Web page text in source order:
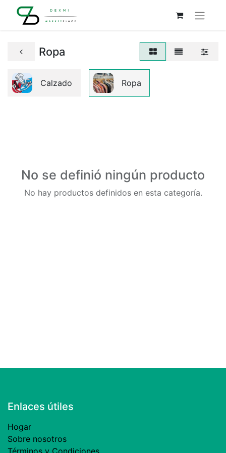
Ropa
Calzado Ropa
No se definió ningún producto
No hay productos definidos en esta categoría.
Enlaces útiles
Hogar
Sobre nosotros
Términos y Condiciones